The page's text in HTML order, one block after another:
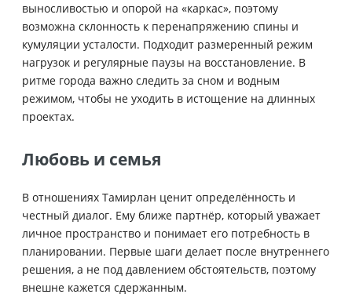
выносливостью и опорой на «каркас», поэтому
возможна склонность к перенапряжению спины и
кумуляции усталости. Подходит размеренный режим
нагрузок и регулярные паузы на восстановление. В
ритме города важно следить за сном и водным
режимом, чтобы не уходить в истощение на длинных
проектах.
Любовь и семья
В отношениях Тамирлан ценит определённость и
честный диалог. Ему ближе партнёр, который уважает
личное пространство и понимает его потребность в
планировании. Первые шаги делает после внутреннего
решения, а не под давлением обстоятельств, поэтому
внешне кажется сдержанным.